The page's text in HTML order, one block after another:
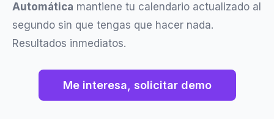
Automática mantiene tu calendario actualizado al
segundo sin que tengas que hacer nada.
Resultados inmediatos.
Me interesa, solicitar demo